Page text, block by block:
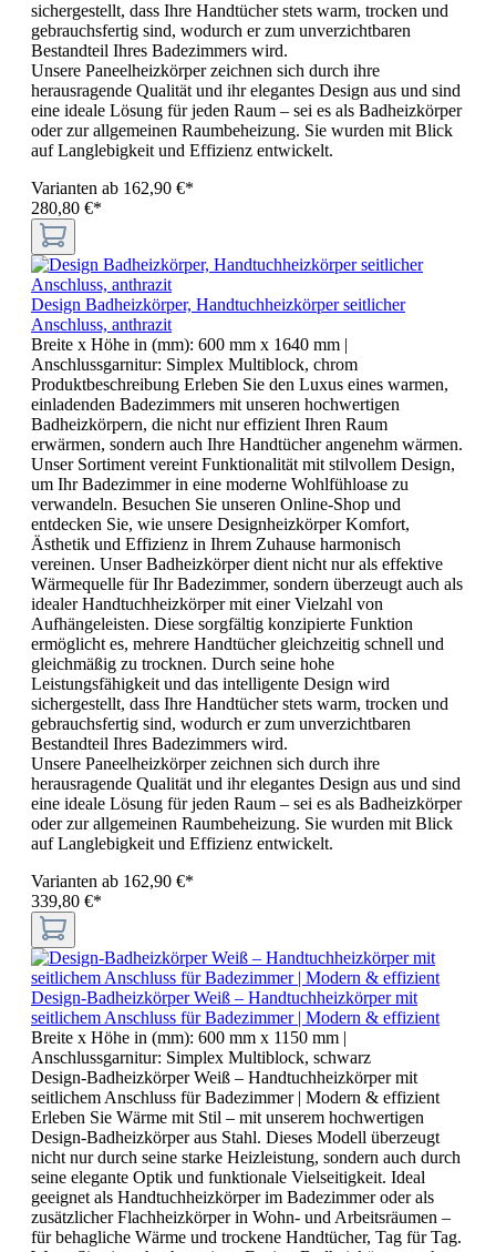
sichergestellt, dass Ihre Handtücher stets warm, trocken und
gebrauchsfertig sind, wodurch er zum unverzichtbaren
Bestandteil Ihres Badezimmers wird.
Unsere Paneelheizkörper zeichnen sich durch ihre
herausragende Qualität und ihr elegantes Design aus und sind
eine ideale Lösung für jeden Raum – sei es als Badheizkörper
oder zur allgemeinen Raumbeheizung. Sie wurden mit Blick
auf Langlebigkeit und Effizienz entwickelt.
Varianten ab 162,90 €*
280,80 €*
Design Badheizkörper, Handtuchheizkörper seitlicher
Anschluss, anthrazit
Breite x Höhe in (mm): 600 mm x 1640 mm |
Anschlussgarnitur: Simplex Multiblock, chrom
Produktbeschreibung Erleben Sie den Luxus eines warmen,
einladenden Badezimmers mit unseren hochwertigen
Badheizkörpern, die nicht nur effizient Ihren Raum
erwärmen, sondern auch Ihre Handtücher angenehm wärmen.
Unser Sortiment vereint Funktionalität mit stilvollem Design,
um Ihr Badezimmer in eine moderne Wohlfühloase zu
verwandeln. Besuchen Sie unseren Online-Shop und
entdecken Sie, wie unsere Designheizkörper Komfort,
Ästhetik und Effizienz in Ihrem Zuhause harmonisch
vereinen. Unser Badheizkörper dient nicht nur als effektive
Wärmequelle für Ihr Badezimmer, sondern überzeugt auch als
idealer Handtuchheizkörper mit einer Vielzahl von
Aufhängeleisten. Diese sorgfältig konzipierte Funktion
ermöglicht es, mehrere Handtücher gleichzeitig schnell und
gleichmäßig zu trocknen. Durch seine hohe
Leistungsfähigkeit und das intelligente Design wird
sichergestellt, dass Ihre Handtücher stets warm, trocken und
gebrauchsfertig sind, wodurch er zum unverzichtbaren
Bestandteil Ihres Badezimmers wird.
Unsere Paneelheizkörper zeichnen sich durch ihre
herausragende Qualität und ihr elegantes Design aus und sind
eine ideale Lösung für jeden Raum – sei es als Badheizkörper
oder zur allgemeinen Raumbeheizung. Sie wurden mit Blick
auf Langlebigkeit und Effizienz entwickelt.
Varianten ab 162,90 €*
339,80 €*
Design-Badheizkörper Weiß – Handtuchheizkörper mit
seitlichem Anschluss für Badezimmer | Modern & effizient
Breite x Höhe in (mm): 600 mm x 1150 mm |
Anschlussgarnitur: Simplex Multiblock, schwarz
Design-Badheizkörper Weiß – Handtuchheizkörper mit
seitlichem Anschluss für Badezimmer | Modern & effizient
Erleben Sie Wärme mit Stil – mit unserem hochwertigen
Design-Badheizkörper aus Stahl. Dieses Modell überzeugt
nicht nur durch seine starke Heizleistung, sondern auch durch
seine elegante Optik und funktionale Vielseitigkeit. Ideal
geeignet als Handtuchheizkörper im Badezimmer oder als
zusätzlicher Flachheizkörper in Wohn- und Arbeitsräumen –
für behagliche Wärme und trockene Handtücher, Tag für Tag.